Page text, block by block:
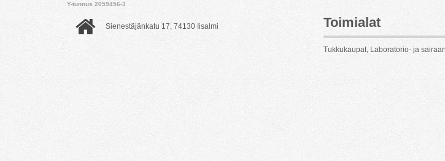
Y-tunnus 2059456-3
Sienestäjänkatu 17, 74130 Iisalmi Toimialat
Tukkukaupat, Laboratorio- ja